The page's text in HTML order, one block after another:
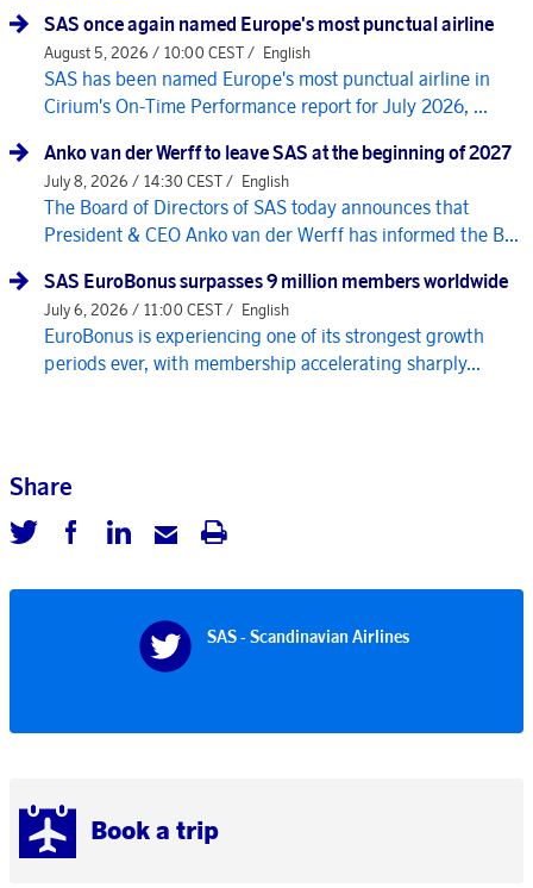
Book a trip
SAS once again named Europe's most punctual airline
August 5, 2026 / 10:00 CEST / English
SAS has been named Europe's most punctual airline in
Cirium's On-Time Performance report for July 2026, ...
Anko van der Werff to leave SAS at the beginning of 2027
July 8, 2026 / 14:30 CEST / English
The Board of Directors of SAS today announces that
President & CEO Anko van der Werff has informed the B...
SAS EuroBonus surpasses 9 million members worldwide
July 6, 2026 / 11:00 CEST / English
EuroBonus is experiencing one of its strongest growth
periods ever, with membership accelerating sharply...
Share
SAS - Scandinavian Airlines